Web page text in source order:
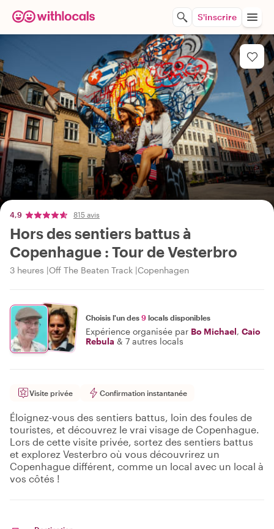
S'inscrire
4,9 815 avis
Hors des sentiers battus à
Copenhague : Tour de Vesterbro
3 heures Off The Beaten Track Copenhagen
Choisis l'un des 9 locals disponibles
Expérience organisée par Bo Michael, Caio
Rebula & 7 autres locals
Visite privée Confirmation instantanée
Éloignez-vous des sentiers battus, loin des foules de
touristes, et découvrez le vrai visage de Copenhague.
Lors de cette visite privée, sortez des sentiers battus
et explorez Vesterbro où vous découvrirez un
Copenhague différent, comme un local avec un local à
vos côtés !